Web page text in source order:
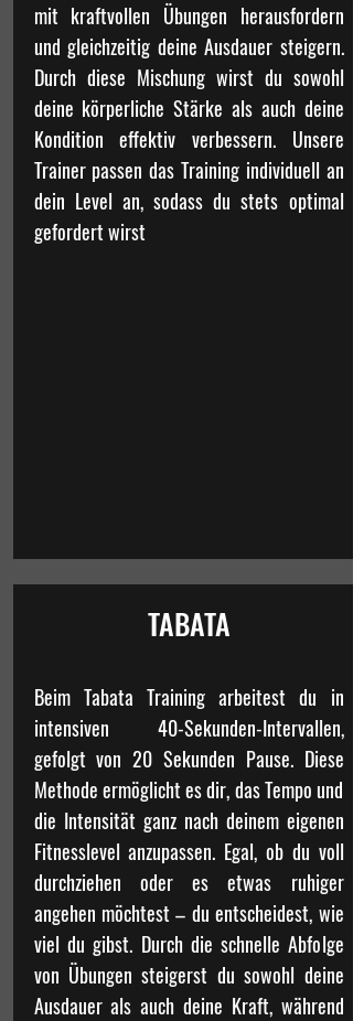
mit kraftvollen Übungen herausfordern
und gleichzeitig deine Ausdauer steigern.
Durch diese Mischung wirst du sowohl
deine körperliche Stärke als auch deine
Kondition effektiv verbessern. Unsere
Trainer passen das Training individuell an
dein Level an, sodass du stets optimal
gefordert wirst
TABATA
Beim Tabata Training arbeitest du in
intensiven 40-Sekunden-Intervallen,
gefolgt von 20 Sekunden Pause. Diese
Methode ermöglicht es dir, das Tempo und
die Intensität ganz nach deinem eigenen
Fitnesslevel anzupassen. Egal, ob du voll
durchziehen oder es etwas ruhiger
angehen möchtest – du entscheidest, wie
viel du gibst. Durch die schnelle Abfolge
von Übungen steigerst du sowohl deine
Ausdauer als auch deine Kraft, während